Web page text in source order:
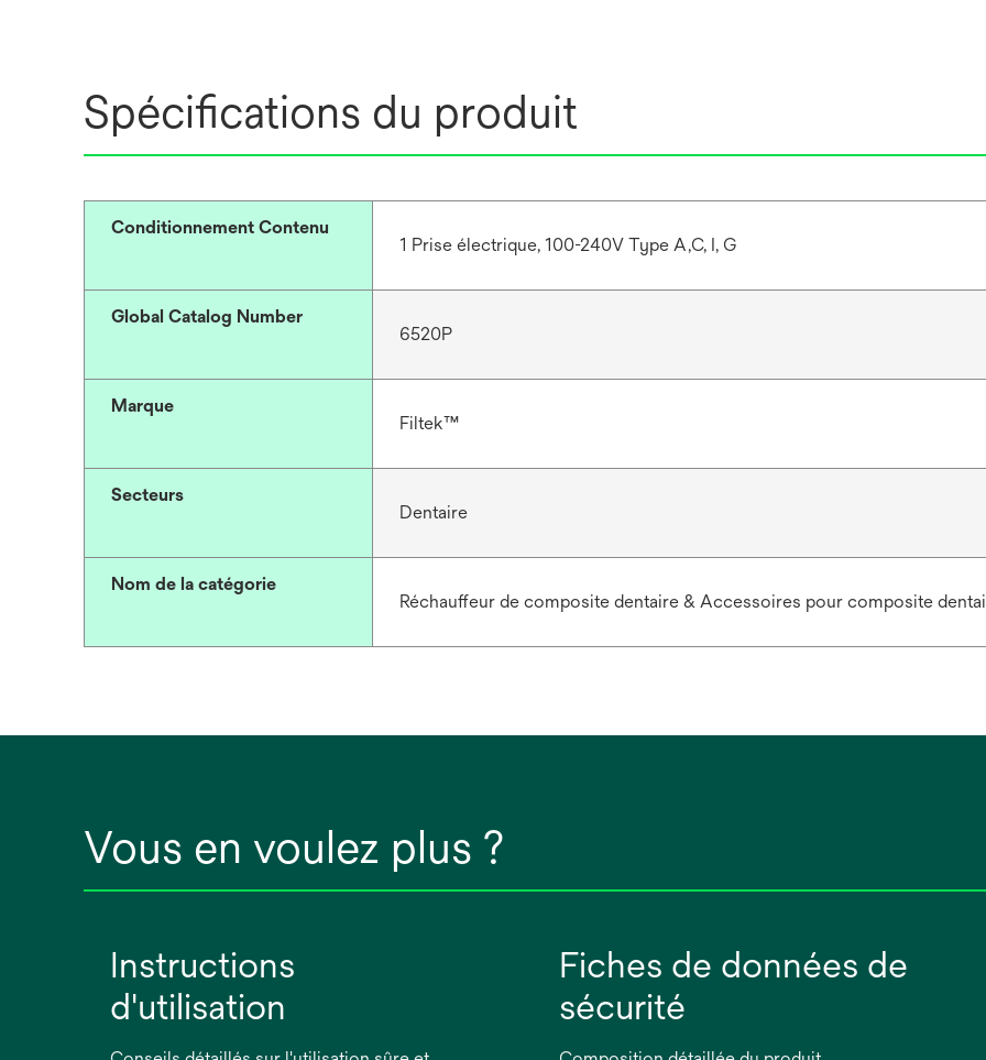
Spécifications du produit
Conditionnement Contenu
1 Prise électrique, 100-240V Type A,C, I, G
Global Catalog Number
6520P
Marque
Filtek™
Secteurs
Dentaire
Nom de la catégorie
Réchauffeur de composite dentaire & Accessoires pour composite
Vous en voulez plus ?
Instructions
d'utilisation
Fiches de données de
sécurité